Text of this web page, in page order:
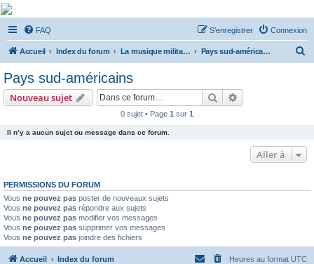
De Musicae Militari -
Forums
Forums de discussions
FAQ Connexion
S’enregistrer
Accueil Index du forum La musique militaire à l'étranger Pays sud-américains
Pays sud-américains
Nouveau sujet Rechercher
0 sujet • Page 1 sur 1
Il n’y a aucun sujet ou message dans ce forum.
Aller à
PERMISSIONS DU FORUM
Vous ne pouvez pas poster de nouveaux sujets
Vous ne pouvez pas répondre aux sujets
Vous ne pouvez pas modifier vos messages
Vous ne pouvez pas supprimer vos messages
Vous ne pouvez pas joindre des fichiers
Accueil Index du forum Heures au format UTC